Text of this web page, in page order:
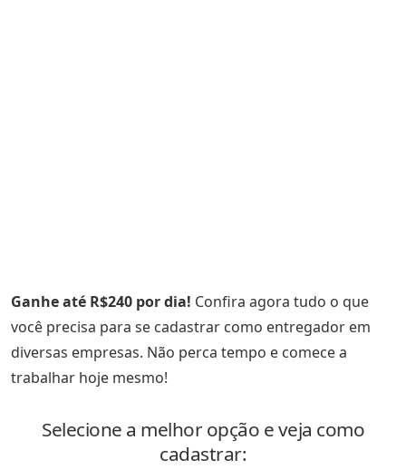
Ganhe até R$240 por dia! Confira agora tudo o que
você precisa para se cadastrar como entregador em
diversas empresas. Não perca tempo e comece a
trabalhar hoje mesmo!
Selecione a melhor opção e veja como
cadastrar: